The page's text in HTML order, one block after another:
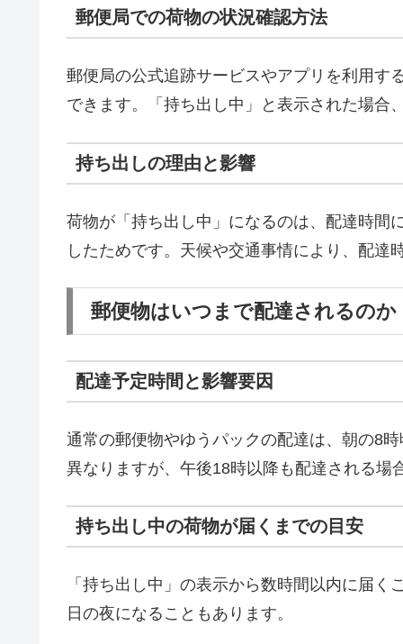
郵便局での荷物の状況確認方法
郵便局の公式追跡サービスやアプリを利用す
できます。「持ち出し中」と表示された場合
持ち出しの理由と影響
荷物が「持ち出し中」になるのは、配達時間
したためです。天候や交通事情により、配達
郵便物はいつまで配達されるのか
配達予定時間と影響要因
通常の郵便物やゆうパックの配達は、朝の8
異なりますが、午後18時以降も配達される場
持ち出し中の荷物が届くまでの目安
「持ち出し中」の表示から数時間以内に届
日の夜になることもあります。